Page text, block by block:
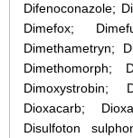
Difenoconazole;
Dimefox;
Dimethametryn;
Dimethomorph;
Dimoxystrobin;
Dioxacarb;
Disulfoton